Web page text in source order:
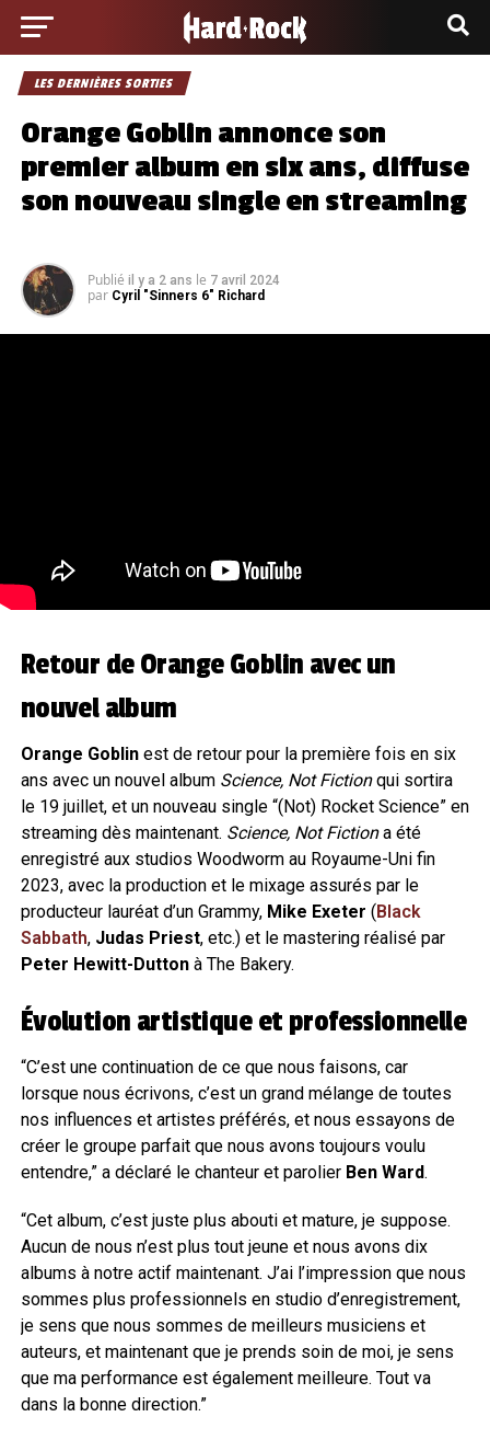
LES DERNIÈRES SORTIES
Orange Goblin annonce son
premier album en six ans, diffuse
son nouveau single en streaming
Publié il y a 2 ans le 7 avril 2024
par Cyril "Sinners 6" Richard
Retour de Orange Goblin avec un
nouvel album
Orange Goblinest de retour pour la première fois en six
ans avec un nouvel album Science, Not Fictionqui sortira
le 19 juillet, et un nouveau single “(Not) Rocket Science” en
streaming dès maintenant. Science, Not Fictiona été
enregistré aux studios Woodworm au Royaume-Uni fin
2023, avec la production et le mixage assurés par le
producteur lauréat d’un Grammy, Mike Exeter (Black
Sabbath, Judas Priest, etc.) et le mastering réalisé par
Peter Hewitt-Duttonà The Bakery.
Évolution artistique et professionnelle
“C’est une continuation de ce que nous faisons, car
lorsque nous écrivons, c’est un grand mélange de toutes
nos influences et artistes préférés, et nous essayons de
créer le groupe parfait que nous avons toujours voulu
entendre,” a déclaré le chanteur et parolier Ben Ward.
“Cet album, c’est juste plus abouti et mature, je suppose.
Aucun de nous n’est plus tout jeune et nous avons dix
albums à notre actif maintenant. J’ai l’impression que nous
sommes plus professionnels en studio d’enregistrement,
je sens que nous sommes de meilleurs musiciens et
auteurs, et maintenant que je prends soin de moi, je sens
que ma performance est également meilleure. Tout va
dans la bonne direction.”